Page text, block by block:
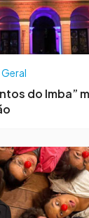
Geral
do Imba”